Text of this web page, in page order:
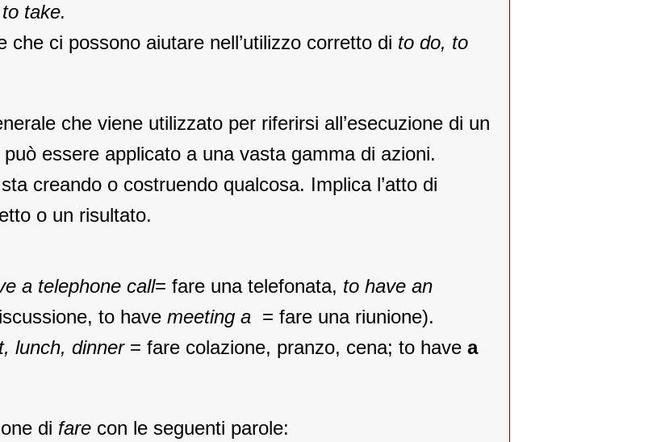
take.
che ci possono aiutare nell’utilizzo corretto di to do, to
che viene utilizzato per riferirsi all’esecuzione di un
essere applicato a una vasta gamma di azioni.
creando o costruendo qualcosa. Implica l’atto di
o un risultato.
a telephone call= fare una telefonata, to have an
to have meeting a = fare una riunione).
lunch, dinner= fare colazione, pranzo, cena; to have a
di fare con le seguenti parole: